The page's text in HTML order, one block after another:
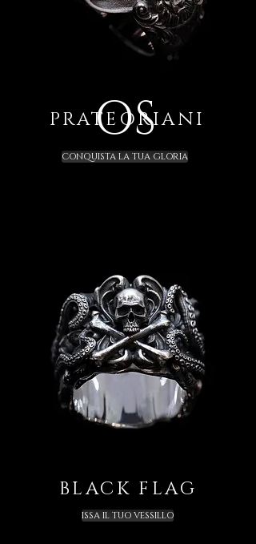
OS
PRATEORIANI
CONQUISTA LA TUA GLORIA
BLACK FLAG
ISSA IL TUO VESSILLO